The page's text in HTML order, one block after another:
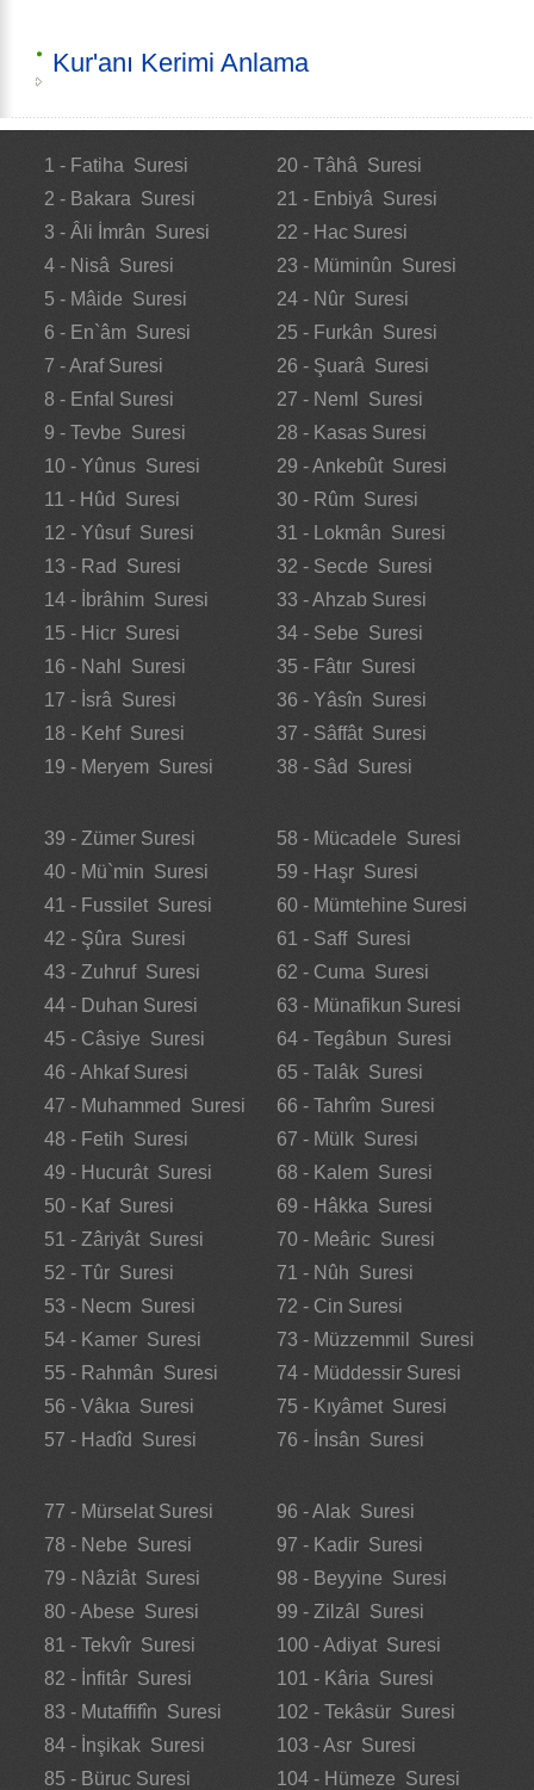
Kur'anı Kerimi Anlama
1 - Fatiha Suresi
2 - Bakara Suresi
3 - Âli İmrân Suresi
4 - Nisâ Suresi
5 - Mâide Suresi
6 - En`âm Suresi
7 - Araf Suresi
8 - Enfal Suresi
9 - Tevbe Suresi
10 - Yûnus Suresi
11 - Hûd Suresi
12 - Yûsuf Suresi
13 - Rad Suresi
14 - İbrâhim Suresi
15 - Hicr Suresi
16 - Nahl Suresi
17 - İsrâ Suresi
18 - Kehf Suresi
19 - Meryem Suresi
20 - Tâhâ Suresi
21 - Enbiyâ Suresi
22 - Hac Suresi
23 - Müminûn Suresi
24 - Nûr Suresi
25 - Furkân Suresi
26 - Şuarâ Suresi
27 - Neml Suresi
28 - Kasas Suresi
29 - Ankebût Suresi
30 - Rûm Suresi
31 - Lokmân Suresi
32 - Secde Suresi
33 - Ahzab Suresi
34 - Sebe Suresi
35 - Fâtır Suresi
36 - Yâsîn Suresi
37 - Sâffât Suresi
38 - Sâd Suresi
39 - Zümer Suresi
40 - Mü`min Suresi
41 - Fussilet Suresi
42 - Şûra Suresi
43 - Zuhruf Suresi
44 - Duhan Suresi
45 - Câsiye Suresi
46 - Ahkaf Suresi
47 - Muhammed Suresi
48 - Fetih Suresi
49 - Hucurât Suresi
50 - Kaf Suresi
51 - Zâriyât Suresi
52 - Tûr Suresi
53 - Necm Suresi
54 - Kamer Suresi
55 - Rahmân Suresi
56 - Vâkıa Suresi
57 - Hadîd Suresi
58 - Mücadele Suresi
59 - Haşr Suresi
60 - Mümtehine Suresi
61 - Saff Suresi
62 - Cuma Suresi
63 - Münafikun Suresi
64 - Tegâbun Suresi
65 - Talâk Suresi
66 - Tahrîm Suresi
67 - Mülk Suresi
68 - Kalem Suresi
69 - Hâkka Suresi
70 - Meâric Suresi
71 - Nûh Suresi
72 - Cin Suresi
73 - Müzzemmil Suresi
74 - Müddessir Suresi
75 - Kıyâmet Suresi
76 - İnsân Suresi
77 - Mürselat Suresi
78 - Nebe Suresi
79 - Nâziât Suresi
80 - Abese Suresi
81 - Tekvîr Suresi
82 - İnfitâr Suresi
83 - Mutaffifîn Suresi
84 - İnşikak Suresi
85 - Büruc Suresi
96 - Alak Suresi
97 - Kadir Suresi
98 - Beyyine Suresi
99 - Zilzâl Suresi
100 - Adiyat Suresi
101 - Kâria Suresi
102 - Tekâsür Suresi
103 - Asr Suresi
104 - Hümeze Suresi